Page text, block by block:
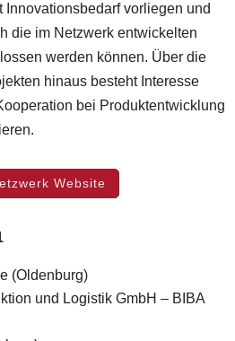
vorliegen und
die im Netzwerk entwickelten
werden können. Über die
hinaus besteht Interesse
bei Produktentwicklung
Website
(Oldenburg)
und Logistik GmbH – BIBA